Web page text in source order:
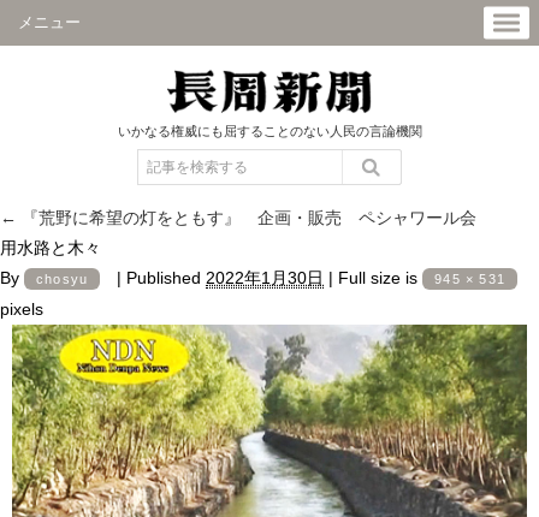
メニュー
いかなる権威にも屈することのない人民の言論機関
←
『荒野に希望の灯をともす』 企画・販売 ペシャワール会
用水路と木々
By
chosyu | Published 2022年1月30日 | Full size is 945 × 531
pixels